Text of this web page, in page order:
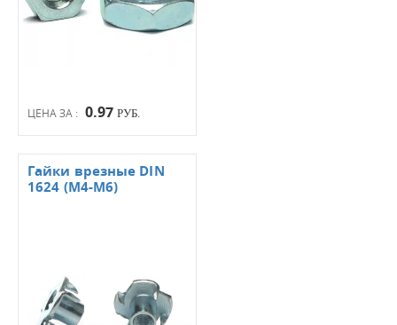
ЦЕНА ЗА : 0.97 РУБ.
Гайки врезные DIN
1624 (М4-М6)